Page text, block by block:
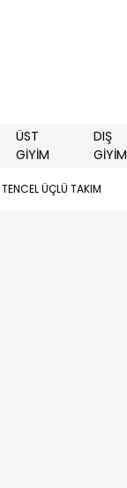
ÜST
GİYİM
DIŞ
GİYİM
ÜÇLÜ TAKIM